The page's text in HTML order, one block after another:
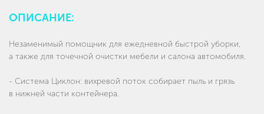
ОПИСАНИЕ:
Незаменимый помощник для ежедневной быстрой уборки,
а также для точечной очистки мебели и салона автомобиля.
- Система Циклон: вихревой поток собирает пыль и грязь
в нижней части контейнера.